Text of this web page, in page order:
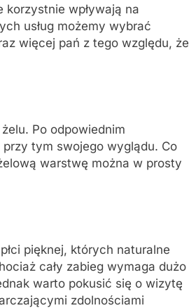
wpływają na
usług możemy wybrać
więcej pań z tego względu, że
Po odpowiednim
tym swojego wyglądu. Co
warstwę można w prosty
pięknej, których naturalne
cały zabieg wymaga dużo
warto pokusić się o wizytę
zdolnościami